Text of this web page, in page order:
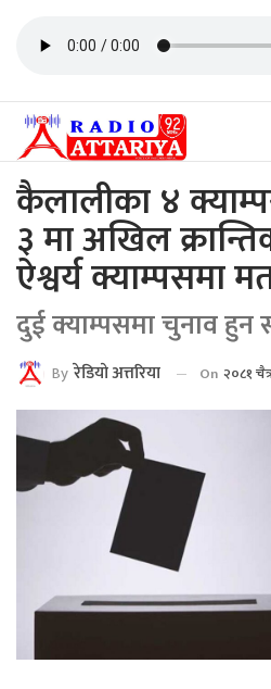
कैलालीका ४
३ मा अखिल
ऐश्वर्य क्याम्पसमा
दुई क्याम्पसमा चुनाव
By रेडियाे अत्तरिया On २०८१